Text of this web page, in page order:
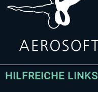
HILFREICHE LINKS